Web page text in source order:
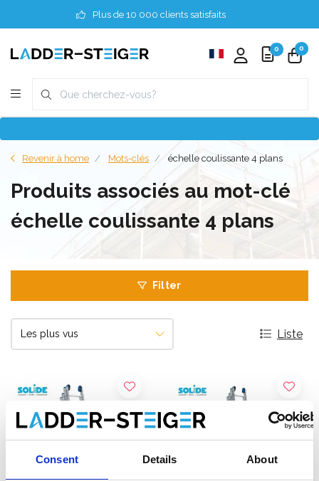
Consent Details About
Plus de 10 000 clients satisfaits
0 0
Revenir à home Mots-clés échelle coulissante 4 plans
Produits associés au mot-clé
échelle coulissante 4 plans
Filter
Liste